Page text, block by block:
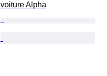
voiture Alpha